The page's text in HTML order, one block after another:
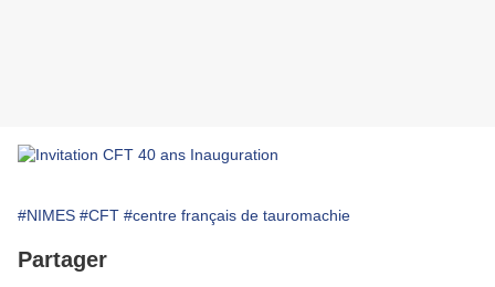
#NIMES #CFT #centre français de tauromachie
Partager